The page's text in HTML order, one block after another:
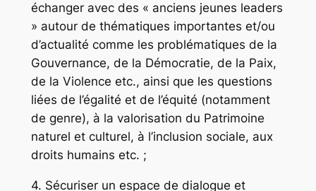
échanger avec des « anciens jeunes leaders
» autour de thématiques importantes et/ou
d’actualité comme les problématiques de la
Gouvernance, de la Démocratie, de la Paix,
de la Violence etc., ainsi que les questions
liées de l’égalité et de l’équité (notamment
de genre), à la valorisation du Patrimoine
naturel et culturel, à l’inclusion sociale, aux
droits humains etc. ;
4. Sécuriser un espace de dialogue et